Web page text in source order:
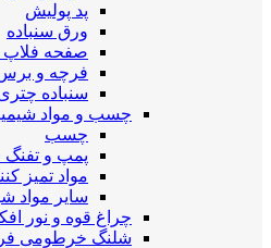
پد پولیش
ورق سنباده
صفحه
فرچه و
سنباده
چسب و مواد
چسب
پمپ و
مواد تمیز
سایر مواد
چراغ قوه و نور
شلنگ خرطومی